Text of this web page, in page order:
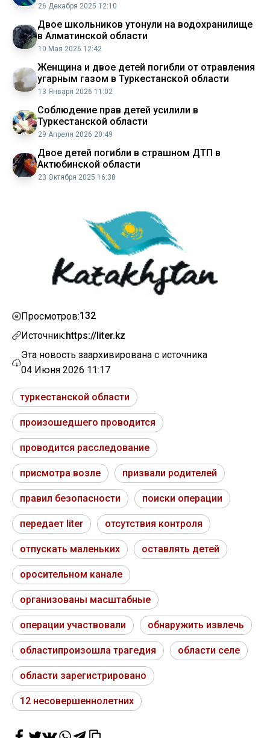
26 Декабря 2025 12:10
Двое школьников утонули на водохранилище
в Алматинской области
10 Мая 2026 12:42
Женщина и двое детей погибли от отравления
угарным газом в Туркестанской области
13 Января 2026 11:02
Соблюдение прав детей усилили в
Туркестанской области
29 Апреля 2026 20:49
Двое детей погибли в страшном ДТП в
Актюбинской области
23 Октября 2025 16:38
Просмотров:132
Источник:https://liter.kz
Эта новость заархивирована с источника
04 Июня 2026 11:17
туркестанской области
произошедшего проводится
проводится расследование
присмотра возле призвали родителей
правил безопасности поиски операции
передает liter отсутствия контроля
отпускать маленьких оставлять детей
оросительном канале
организованы масштабные
операции участвовали обнаружить извлечь
областипроизошла трагедия области селе
области зарегистрировано
12 несовершеннолетних